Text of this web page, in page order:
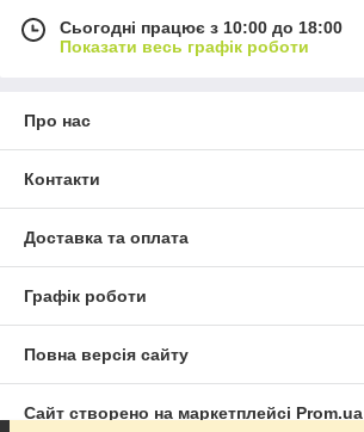
Сьогодні працює з 10:00 до 18:00
Показати весь графік роботи
Про нас
Контакти
Доставка та оплата
Графік роботи
Повна версія сайту
Сайт створено на маркетплейсі Prom.ua